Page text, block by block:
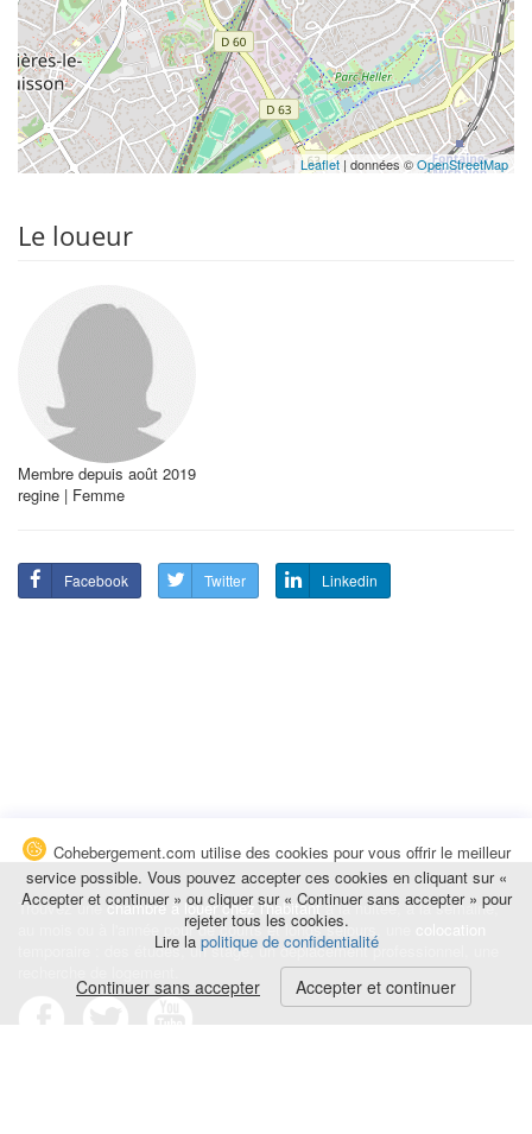
Leaflet | données ©OpenStreetMap
Le loueur
Membre depuis août 2019
regine | Femme
Facebook Twitter Linkedin
Trouvez unechambre à louer chez l'habitantà la nuitée, à la semaine,
au mois ou à l'année pour de courts et longs séjours, une
temporaire : des études, un stage, un déplacement professionnel, une
Cohebergement.com utilise des cookies pour vous offrir le meilleur
service possible. Vous pouvez accepter ces cookies en cliquant sur «
Accepter et continuer » ou cliquer sur « Continuer sans accepter » pour
rejeter tous les cookies.
Lire la politique de confidentialité
Continuer sans accepter Accepter et continuer